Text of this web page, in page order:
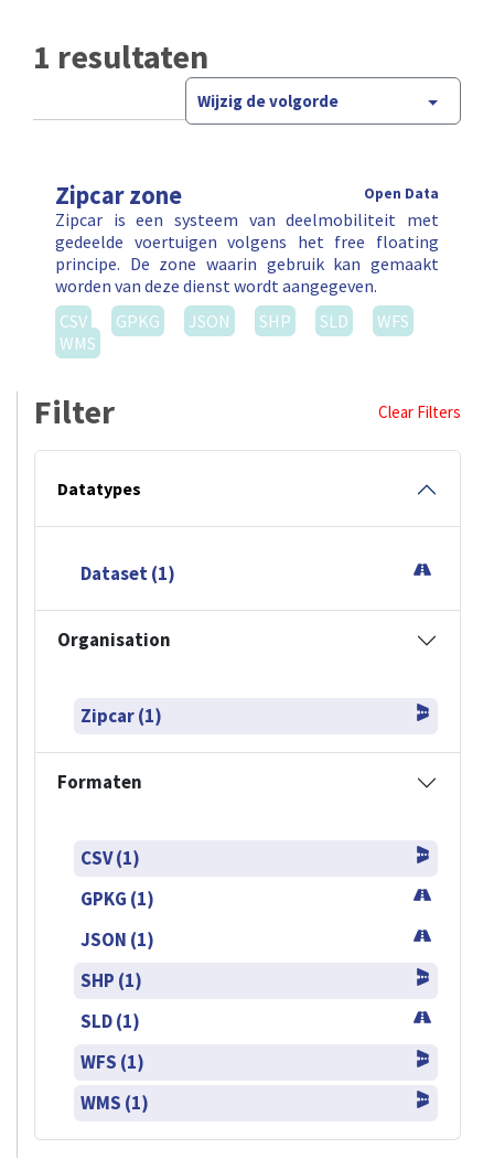
1 resultaten
Wijzig de volgorde
Zipcar zone Open Data
Zipcar is een systeem van deelmobiliteit met
gedeelde voertuigen volgens het free floating
principe. De zone waarin gebruik kan gemaakt
worden van deze dienst wordt aangegeven.
CSV
GPKG JSON SHP SLD
WFS
WMS
Filter Clear Filters
Datatypes
Dataset (1)
Organisation
Zipcar (1)
Formaten
CSV (1)
GPKG (1)
JSON (1)
SHP (1)
SLD (1)
WFS (1)
WMS (1)